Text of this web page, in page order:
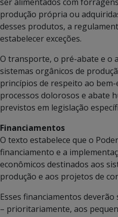
produção própria ou
desses produtos, a
estabelecer exceções.
O transporte, o pré-abate e o
sistemas orgânicos de
princípios de respeito ao
processos dolorosos e abate
previstos em legislação
Financiamentos
O texto estabelece que o
financiamento e a
econômicos destinados aos
produção e aos projetos de
Esses financiamentos deverão
– prioritariamente, aos